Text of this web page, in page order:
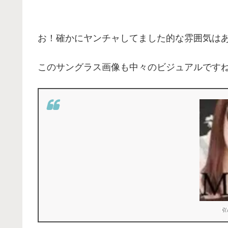
お！確かにヤンチャしてました的な雰囲気は
このサングラス画像も中々のビジュアルです
引